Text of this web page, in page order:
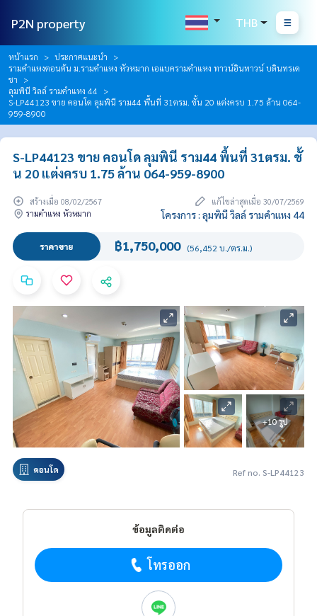
P2N property THB
หน้าแรก
ประกาศแนะนำ
รามคำแหงตอนต้น ม.รามคำแหง หัวหมาก เอแบครามคำแหง ทาวน์อินทาวน์ บดินทรเด
ชา
ลุมพินี วิลล์ รามคำแหง 44
S-LP44123 ขาย คอนโด ลุมพินี ราม44 พื้นที่ 31ตรม. ชั้น 20 แต่งครบ 1.75 ล้าน 064-
959-8900
S-LP44123 ขาย คอนโด ลุมพินี ราม44 พื้นที่ 31ตรม. ชั้
น 20 แต่งครบ 1.75 ล้าน 064-959-8900
สร้างเมื่อ 08/02/2567
แก้ไขล่าสุดเมื่อ 30/07/2569
รามคำแหง หัวหมาก
โครงการ : ลุมพินี วิลล์ รามคำแหง 44
ราคาขาย ฿1,750,000 (56,452 บ./ตร.ม.)
+10 รูป
คอนโด Ref no. S-LP44123
ข้อมูลติดต่อ
โทรออก